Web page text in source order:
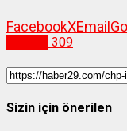
FacebookXEmail
309
Sizin için önerilen